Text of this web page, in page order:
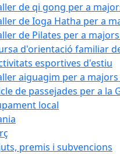
de qi gong per a
de Ioga Hatha per a
de Pilates per a
d'orientació familiar
esportives d'estiu
aiguagim per a majors
de passejades per a la
local
premis i subvencions